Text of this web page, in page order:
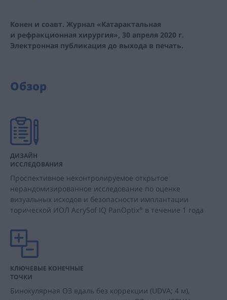
Конен и соавт. Журнал «Катарактальная
и рефракционная хирургия», 30 апреля 2020 г.
Электронная публикация до выхода в печать.
Обзор
ДИЗАЙН
ИССЛЕДОВАНИЯ
Проспективное неконтролируемое открытое
нерандомизированное исследование по оценке
визуальных исходов и безопасности имплантации
торической ИОЛ AcrySof IQ PanOptix® в течение 1 года
КЛЮЧЕВЫЕ КОНЕЧНЫЕ
ТОЧКИ
Бинокулярная ОЗ вдаль без коррекции (UDVA; 4 м),